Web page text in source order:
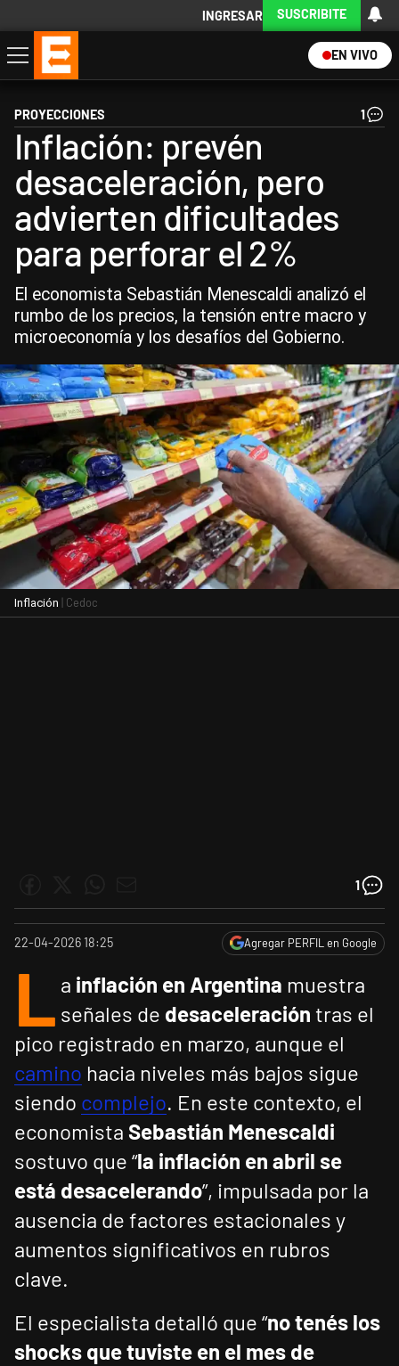
INGRESAR SUSCRIBITE
EN VIVO
Economía
Política
Internacional
Actualidad
Descargá la App
PROYECCIONES 1
Inflación: prevén
desaceleración, pero
advierten dificultades
para perforar el 2%
El economista Sebastián Menescaldi analizó el
rumbo de los precios, la tensión entre macro y
microeconomía y los desafíos del Gobierno.
Inflación | Cedoc
1
22-04-2026 18:25 Agregar PERFIL en Google
L a inflación en Argentina muestra
señales de desaceleración tras el
pico registrado en marzo, aunque el
camino hacia niveles más bajos sigue
siendo complejo. En este contexto, el
economista Sebastián Menescaldi
sostuvo que “la inflación en abril se
está desacelerando”, impulsada por la
ausencia de factores estacionales y
aumentos significativos en rubros
clave.
El especialista detalló que “no tenés los
shocks que tuviste en el mes de